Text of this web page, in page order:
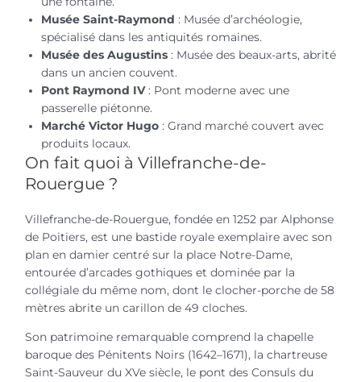
Musée Saint-Raymond : Musée d’archéologie,
spécialisé dans les antiquités romaines.
Musée des Augustins: Musée des beaux-arts, abrité
dans un ancien couvent.
Pont Raymond IV: Pont moderne avec une
passerelle piétonne.
Marché Victor Hugo: Grand marché couvert avec
produits locaux.
On fait quoi à Villefranche-de-
Rouergue ?
Villefranche-de-Rouergue, fondée en 1252 par Alphonse
de Poitiers, est une bastide royale exemplaire avec son
plan en damier centré sur la place Notre-Dame,
entourée d’arcades gothiques et dominée par la
collégiale du même nom, dont le clocher-porche de 58
mètres abrite un carillon de 49 cloches.
Son patrimoine remarquable comprend la chapelle
baroque des Pénitents Noirs (1642–1671), la chartreuse
Saint-Sauveur du XVe siècle, le pont des Consuls du